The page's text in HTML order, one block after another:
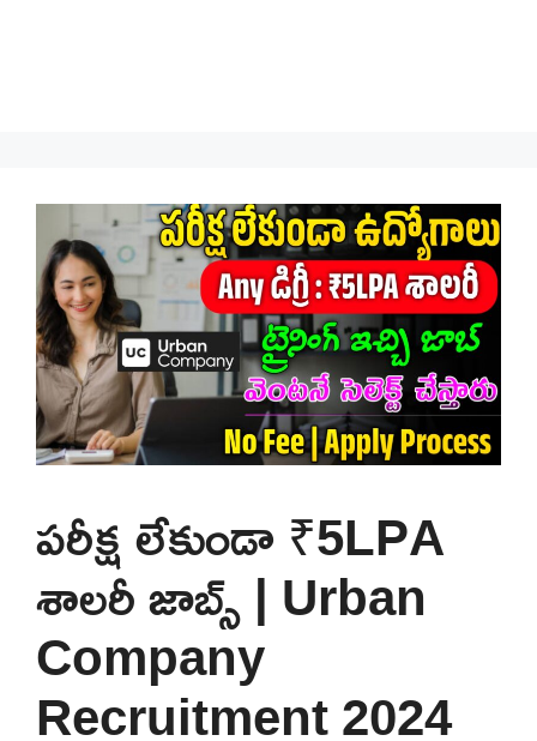
పరీక్ష లేకుండా ₹5LPA
శాలరీ జాబ్స్ | Urban
Company
Recruitment 2024